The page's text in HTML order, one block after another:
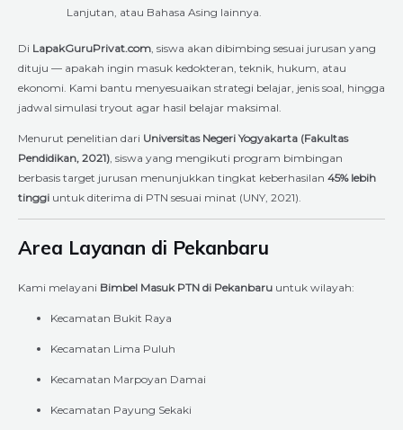
Lanjutan, atau Bahasa Asing lainnya.
Di LapakGuruPrivat.com , siswa akan dibimbing sesuai jurusan yang
dituju — apakah ingin masuk kedokteran, teknik, hukum, atau
ekonomi. Kami bantu menyesuaikan strategi belajar, jenis soal, hingga
jadwal simulasi tryout agar hasil belajar maksimal.
Menurut penelitian dari Universitas Negeri Yogyakarta (Fakultas
Pendidikan, 2021) , siswa yang mengikuti program bimbingan
berbasis target jurusan menunjukkan tingkat keberhasilan 45% lebih
tinggi untuk diterima di PTN sesuai minat (UNY, 2021).
Area Layanan di Pekanbaru
Kami melayani Bimbel Masuk PTN di Pekanbaru untuk wilayah:
Kecamatan Bukit Raya
Kecamatan Lima Puluh
Kecamatan Marpoyan Damai
Kecamatan Payung Sekaki